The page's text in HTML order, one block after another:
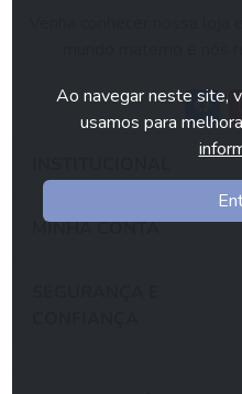
MINHA CONTA
Ao navegar neste site,
usamos para